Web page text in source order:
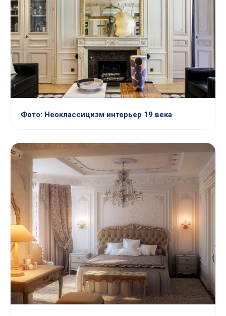
Фото: Неоклассицизм интерьер 19 века